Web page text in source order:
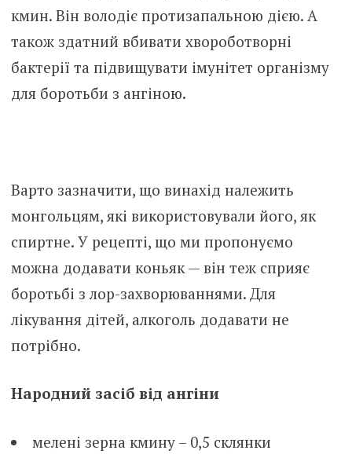
кмин. Він володіє протизапальною дією. А
також здатний вбивати хвороботворні
бактерії та підвищувати імунітет організму
для боротьби з ангіною.
Варто зазначити, що винахід належить
монгольцям, які використовували його, як
спиртне. У рецепті, що ми пропонуємо
можна додавати коньяк — він теж сприяє
боротьбі з лор-захворюваннями. Для
лікування дітей, алкоголь додавати не
потрібно.
Народний засіб від ангіни
мелені зерна кмину – 0,5 склянки